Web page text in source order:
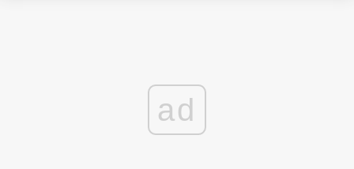
ad